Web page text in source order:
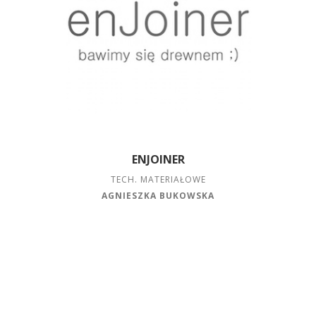
ENJOINER
TECH. MATERIAŁOWE
AGNIESZKA BUKOWSKA